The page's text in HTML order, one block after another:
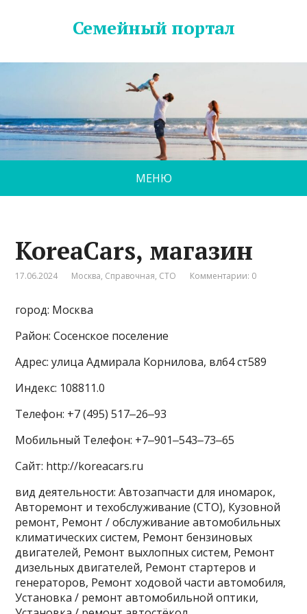
Семейный портал
МЕНЮ
KoreaCars, магазин
17.06.2024 Москва, Справочная, СТО Комментарии: 0
город: Москва
Район: Сосенское поселение
Адрес: улица Адмирала Корнилова, вл64 ст589
Индекс: 108811.0
Телефон: +7 (495) 517‒26‒93
Мобильный Телефон: +7‒901‒543‒73‒65
Сайт: http://koreacars.ru
вид деятельности: Автозапчасти для иномарок,
Авторемонт и техобслуживание (СТО), Кузовной
ремонт, Ремонт / обслуживание автомобильных
климатических систем, Ремонт бензиновых
двигателей, Ремонт выхлопных систем, Ремонт
дизельных двигателей, Ремонт стартеров и
генераторов, Ремонт ходовой части автомобиля,
Установка / ремонт автомобильной оптики,